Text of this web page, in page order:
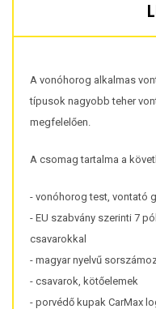
A vonóhorog alkalmas
típusok nagyobb teher
megfelelően.
A csomag tartalma a
- vonóhorog test, vontató
- EU szabvány szerinti 7
csavarokkal
- magyar nyelvű
- csavarok, kötőelemek
- porvédő kupak CarMax